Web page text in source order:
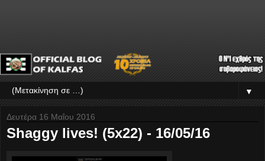
▼
Δευτέρα 16 Μαΐου 2016
Shaggy lives! (5x22) - 16/05/16